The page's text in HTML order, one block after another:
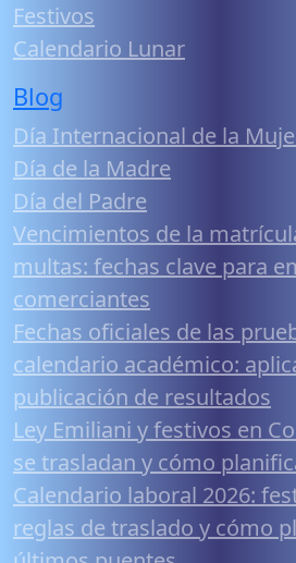
Festivos
Calendario Lunar
Blog
Día Internacional de la
Día de la Madre
Día del Padre
Vencimientos de la
multas: fechas clave para
comerciantes
Fechas oficiales de las
calendario académico:
publicación de resultados
Ley Emiliani y festivos en
se trasladan y cómo
Calendario laboral 2026:
reglas de traslado y cómo